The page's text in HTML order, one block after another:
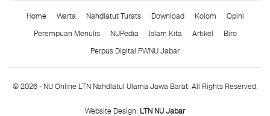
Home Warta Nahdlatut Turats Download Kolom
Opini
Perempuan Menulis
NUPedia Islam Kita Artikel
Biro
Perpus Digital PWNU Jabar
© 2026 - NU Online LTN Nahdlatul Ulama Jawa Barat. All Rights Reserved.
Website Design: LTN NU Jabar